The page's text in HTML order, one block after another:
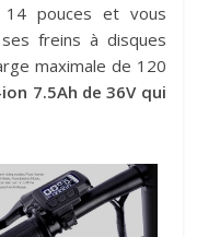
pouces et vous
freins à disques
maximale de 120
7.5Ah de 36V qui